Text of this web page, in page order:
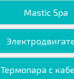
Mastic Spa
Термопара с